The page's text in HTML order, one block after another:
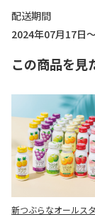
配送期間
2024年07月17日
この商品を見
新つぶらなオールス